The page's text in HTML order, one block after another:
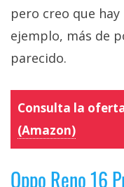
pero creo que
ejemplo, más de
parecido.
Consulta la
(Amazon)
Oppo Reno 16